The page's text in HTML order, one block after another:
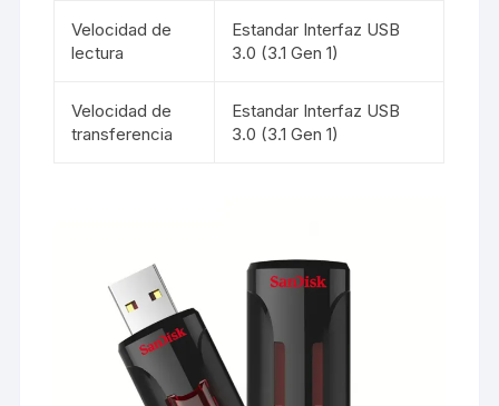
Velocidad de
lectura
Estandar Interfaz USB
3.0 (3.1 Gen 1)
Velocidad de
transferencia
Estandar Interfaz USB
3.0 (3.1 Gen 1)